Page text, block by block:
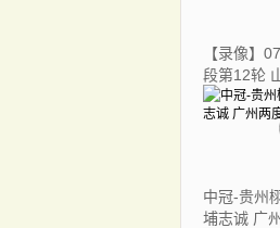
【录像】
段第12轮
大连可为
中冠-贵州
埔志诚 广